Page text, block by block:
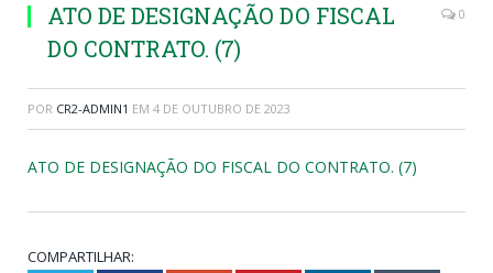
ATO DE DESIGNAÇÃO DO FISCAL
DO CONTRATO. (7)
0
POR CR2-ADMIN1 EM 4 DE OUTUBRO DE 2023
ATO DE DESIGNAÇÃO DO FISCAL DO CONTRATO. (7)
COMPARTILHAR: